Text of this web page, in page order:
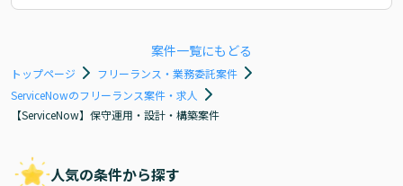
案件一覧にもどる
トップページ
フリーランス・業務委託案件
ServiceNowのフリーランス案件・求人
【ServiceNow】保守運用・設計・構築案件
人気の条件から探す